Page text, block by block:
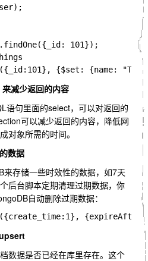
101});
减少返回的内容
语句里面的select，可以对返回的
可以减少返回的内容，降低网
对象所需的时间。
数据
存储一些时效性的数据，如7天
后台脚本定期清理过期数据，你
自动删除过期数据：
数据是否已经在库里存在。这个